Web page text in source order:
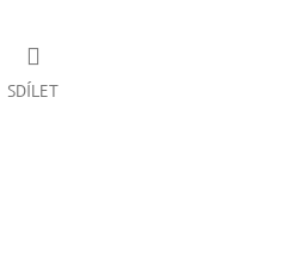
SDÍLET